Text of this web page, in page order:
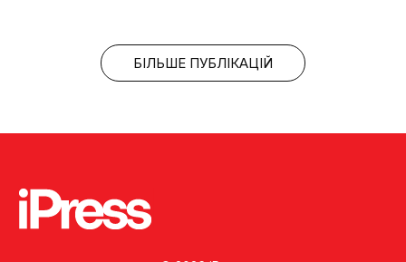
БІЛЬШЕ ПУБЛІКАЦІЙ